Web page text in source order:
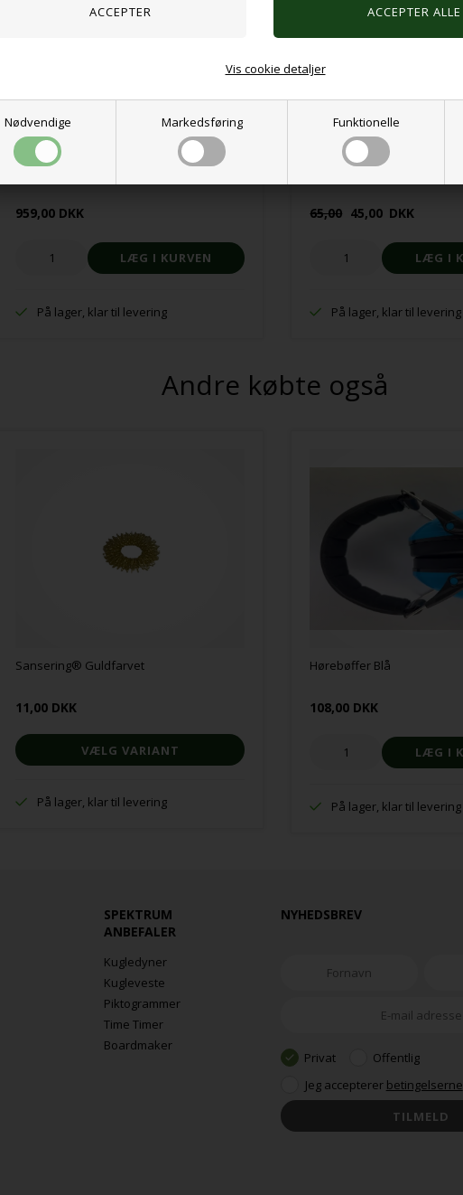
Nødvendige Markedsføring Funktionelle
Vis cookie detaljer
Magnetisk puslespil med transportmidler
959,00 DKK
På lager, klar til levering
ARK Bite-n-Chew Tip grøn
65,00 45,00 DKK
På lager, klar til levering
Andre købte også
Sansering® Guldfarvet
11,00 DKK
VÆLG VARIANT
På lager, klar til levering
Hørebøffer Blå
108,00 DKK
På lager, klar til levering
SPEKTRUM
ANBEFALER
Kugledyner
Kugleveste
Piktogrammer
Time Timer
Boardmaker
NYHEDSBREV
Privat
Offentlig
Jeg accepterer betingelserne